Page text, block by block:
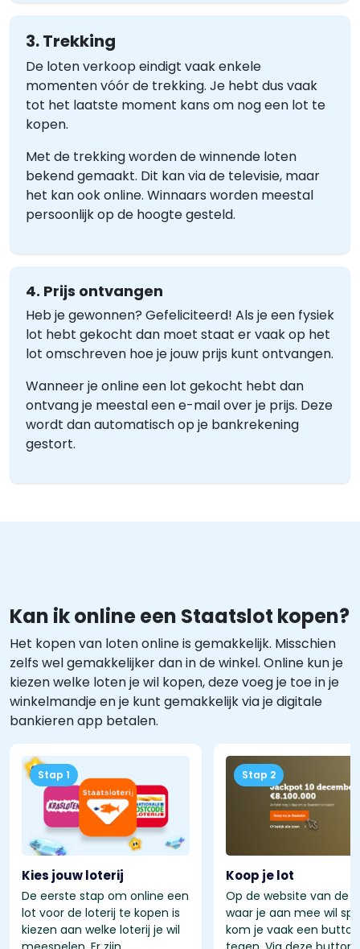
3. Trekking
De loten verkoop eindigt vaak enkele
momenten vóór de trekking. Je hebt dus vaak
tot het laatste moment kans om nog een lot te
kopen.
Met de trekking worden de winnende loten
bekend gemaakt. Dit kan via de televisie, maar
het kan ook online. Winnaars worden meestal
persoonlijk op de hoogte gesteld.
4. Prijs ontvangen
Heb je gewonnen? Gefeliciteerd! Als je een fysiek
lot hebt gekocht dan moet staat er vaak op het
lot omschreven hoe je jouw prijs kunt ontvangen.
Wanneer je online een lot gekocht hebt dan
ontvang je meestal een e-mail over je prijs. Deze
wordt dan automatisch op je bankrekening
gestort.
Kan ik online een Staatslot kopen?
Het kopen van loten online is gemakkelijk. Misschien
zelfs wel gemakkelijker dan in de winkel. Online kun je
kiezen welke loten je wil kopen, deze voeg je toe in je
winkelmandje en je kunt gemakkelijk via je digitale
bankieren app betalen.
Stap 1
Kies jouw loterij
De eerste stap om online een
lot voor de loterij te kopen is
kiezen aan welke loterij je wil
Stap 2
Koop je lot
Op de website van de
waar je aan mee wil
kom je vaak een button